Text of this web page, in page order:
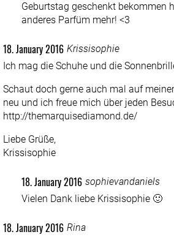
Geburtstag geschenkt bekommen
anderes Parfüm mehr! <3
Krissisophie
18. January 2016
Ich mag die Schuhe und die
Schaut doch gerne auch mal auf
neu und ich freue mich über jeden
http://themarquisediamond.de/
Liebe Grüße,
Krissisophie
sophievandaniels
18. January 2016
Vielen Dank liebe Krissisophie 🙂
Rina
18. January 2016